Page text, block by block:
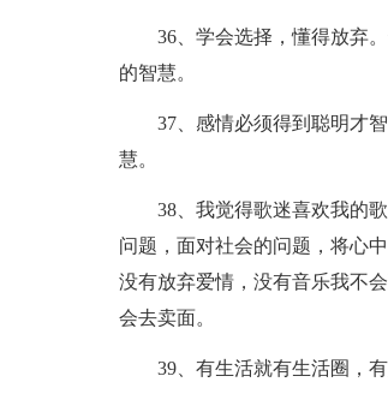
36、学会选择，懂得放弃
的智慧。
37、感情必须得到聪明才
慧。
38、我觉得歌迷喜欢我的
问题，面对社会的问题，将心
没有放弃爱情，没有音乐我不
会去卖面。
39、有生活就有生活圈，